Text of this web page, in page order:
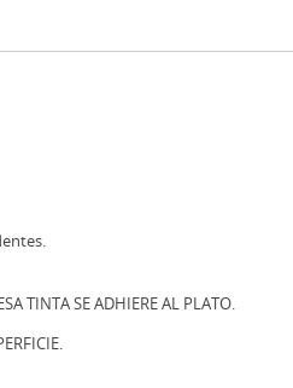
TINTA SE ADHIERE AL PLATO.